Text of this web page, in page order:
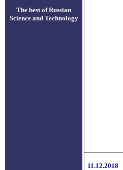
The best of Russian
Science and Technology
11.12.2018